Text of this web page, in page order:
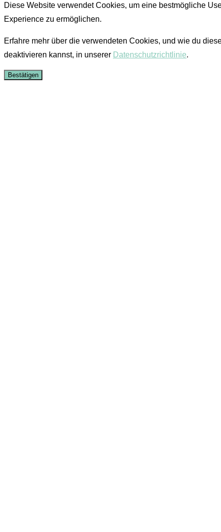
Diese Website verwendet Cookies, um eine bestmögliche
Experience zu ermöglichen.
Erfahre mehr über die verwendeten Cookies, und wie du
deaktivieren kannst, in unserer Datenschutzrichtlinie.
Bestätigen